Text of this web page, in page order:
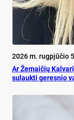
2026 m. rugpjūčio
Ar Že­mai­čių
su­lauk­ti ge­res­nio